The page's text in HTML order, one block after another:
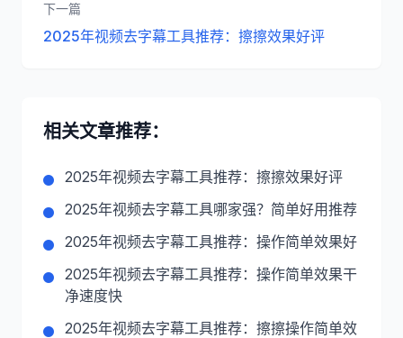
下一篇
2025年视频去字幕工具推荐：擦擦效果好评
相关文章推荐：
2025年视频去字幕工具推荐：擦擦效果好评
2025年视频去字幕工具哪家强？简单好用推荐
2025年视频去字幕工具推荐：操作简单效果好
2025年视频去字幕工具推荐：操作简单效果干
净速度快
2025年视频去字幕工具推荐：擦擦操作简单效